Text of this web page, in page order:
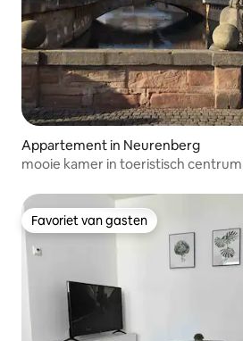
Appartement in Neurenberg
mooie kamer in toeristisch centrum
Favoriet van gasten
Favoriet van gasten